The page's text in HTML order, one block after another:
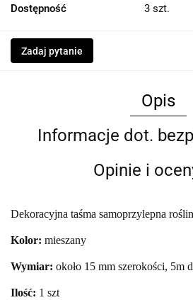
Dostępność 3 szt.
Zadaj pytanie
Opis
Informacje dot.
Opinie i
Dekoracyjna taśma samoprzylepna
Kolor: mieszany
Wymiar: około 15 mm szerokości, 5m
Ilość: 1 szt